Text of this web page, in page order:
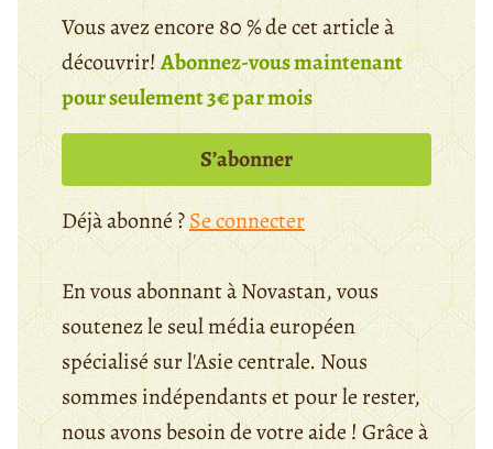
Vous avez encore 80 % de cet article à
découvrir!Abonnez-vous maintenant
pour seulement 3€ par mois
S’abonner
Déjà abonné ?Se connecter
En vous abonnant à Novastan, vous
soutenez le seul média européen
spécialisé sur l'Asie centrale. Nous
sommes indépendants et pour le rester,
nous avons besoin de votre aide ! Grâce à